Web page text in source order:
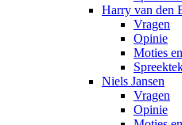
Harry van den
Vragen
Opinie
Moties
Niels Jansen
Vragen
Opinie